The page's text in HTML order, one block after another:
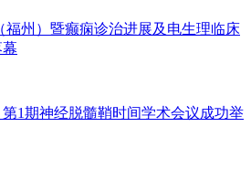
福州）暨癫痫诊治进展及电生理临床
第1期神经脱髓鞘时间学术会议成功举